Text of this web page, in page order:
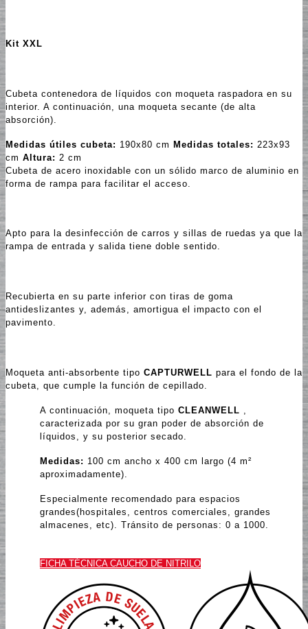
Kit XXL
Cubeta contenedora de líquidos con moqueta raspadora en su
interior. A continuación, una moqueta secante (de alta
absorción).
Medidas útiles cubeta: 190x80 cm Medidas totales: 223x93
cm Altura: 2 cm
Cubeta de acero inoxidable con un sólido marco de aluminio en
forma de rampa para facilitar el acceso.
Apto para la desinfección de carros y sillas de ruedas ya que la
rampa de entrada y salida tiene doble sentido.
Recubierta en su parte inferior con tiras de goma
antideslizantes y, además, amortigua el impacto con el
pavimento.
Moqueta anti-absorbente tipo CAPTURWELL para el fondo de la
cubeta, que cumple la función de cepillado.
A continuación, moqueta tipo CLEANWELL
caracterizada por su gran poder de absorción de
líquidos, y su posterior secado.
Medidas: 100 cm ancho x 400 cm largo (4 m²
aproximadamente).
Especialmente recomendado para espacios
grandes(hospitales, centros comerciales, grandes
almacenes, etc). Tránsito de personas: 0 a 1000.
FICHA TÉCNICA CAUCHO DE NITRILO